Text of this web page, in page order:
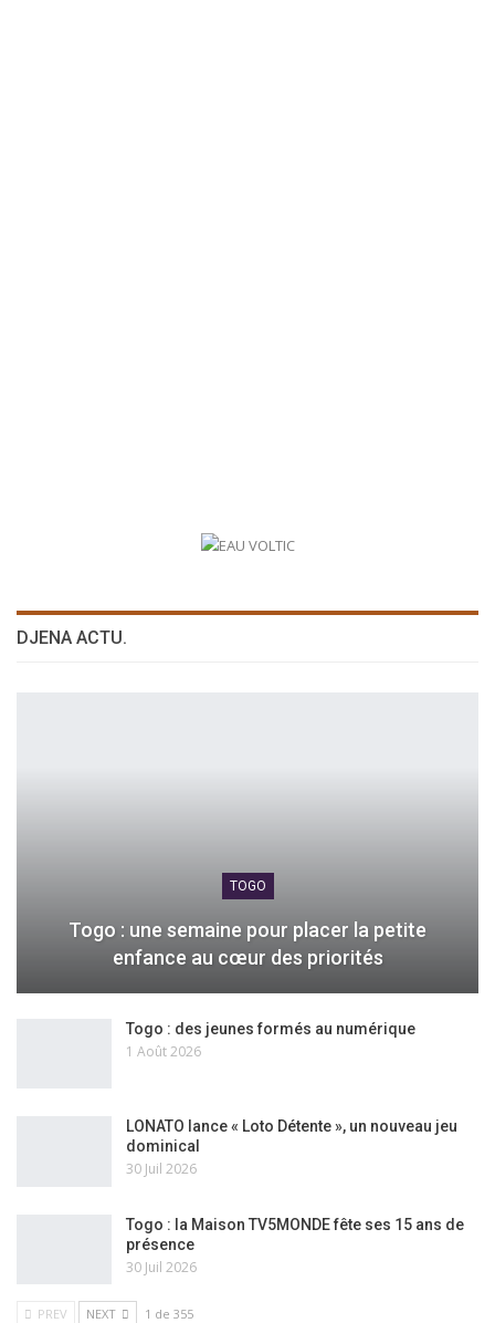
DJENA ACTU.
TOGO
Togo : une semaine pour placer la petite
enfance au cœur des priorités
Togo : des jeunes formés au numérique
1 Août 2026
LONATO lance « Loto Détente », un nouveau jeu
dominical
30 Juil 2026
Togo : la Maison TV5MONDE fête ses 15 ans de
présence
30 Juil 2026
PREV NEXT 1 de 355